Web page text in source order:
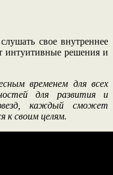
свое внутреннее
интуитивные решения и
временем для всех
для развития и
каждый сможет
к своим целям.